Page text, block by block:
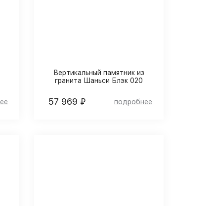
Вертикальный памятник из
гранита Шаньси Блэк 020
57 969 ₽